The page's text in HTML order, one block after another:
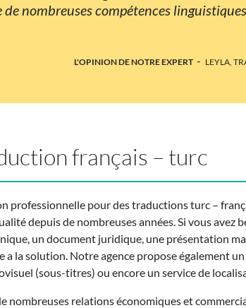
nombreuses compétences
L'OPINION DE NOTRE EXPERT - LEYLA,
français – turc
professionnelle pour des traductions turc –
depuis de nombreuses années. Si vous avez
un document juridique, une présentation
la solution. Notre agence propose également
(sous-titres) ou encore un service de
nombreuses relations économiques et